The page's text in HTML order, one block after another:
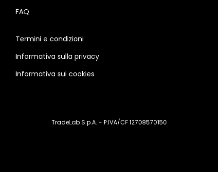
FAQ
Termini e condizioni
Informativa sulla privacy
Informativa sui cookies
TradeLab S.p.A. - P.IVA/CF 12708570150